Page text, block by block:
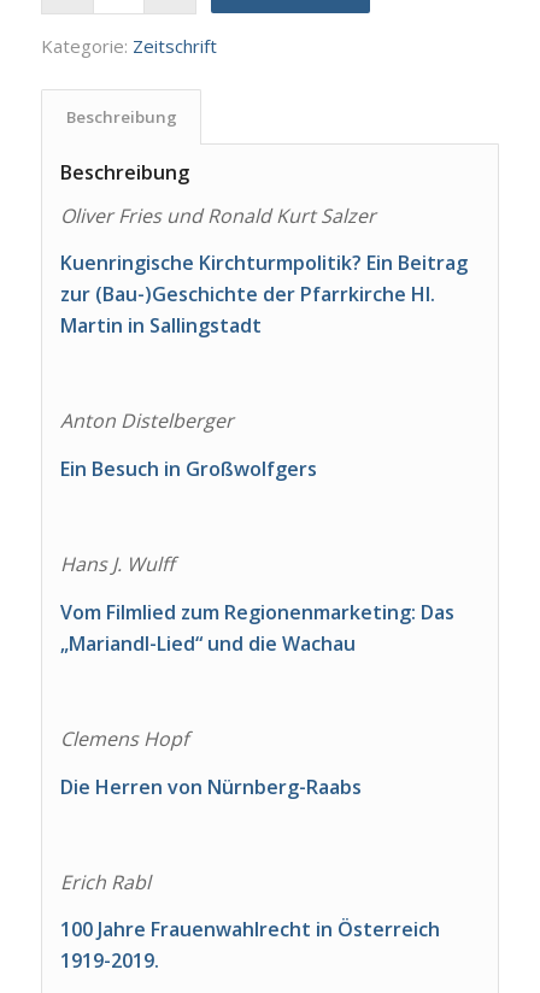
Kategorie: Zeitschrift
Beschreibung
Beschreibung
Oliver Fries und Ronald Kurt Salzer
Kuenringische Kirchturmpolitik? Ein Beitrag
zur (Bau-)Geschichte der Pfarrkirche Hl.
Martin in Sallingstadt
Anton Distelberger
Ein Besuch in Großwolfgers
Hans J. Wulff
Vom Filmlied zum Regionenmarketing: Das
„Mariandl-Lied“ und die Wachau
Clemens Hopf
Die Herren von Nürnberg-Raabs
Erich Rabl
100 Jahre Frauenwahlrecht in Österreich
1919-2019.